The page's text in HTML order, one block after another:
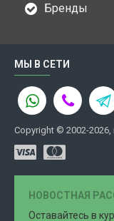
Бренды
МЫ В СЕТИ
Copyright © 2002-
НОВОСТНАЯ
Оставайтесь в